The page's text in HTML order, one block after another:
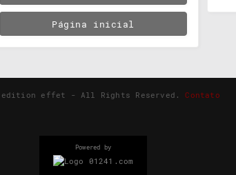
Página inicial
edition effet - All Rights Reserved.Contato
Powered by